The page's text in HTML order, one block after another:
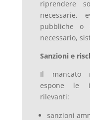
riprendere
necessarie,
pubbliche o
necessario,
Sanzioni e
Il mancato
espone le
rilevanti:
sanzioni